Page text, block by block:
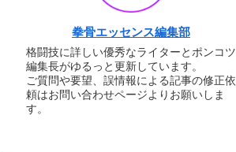
拳骨エッセンス編集部
格闘技に詳しい優秀なライターとポンコツ
編集長がゆるっと更新しています。
ご質問や要望、誤情報による記事の修正依
頼はお問い合わせページよりお願いしま
す。